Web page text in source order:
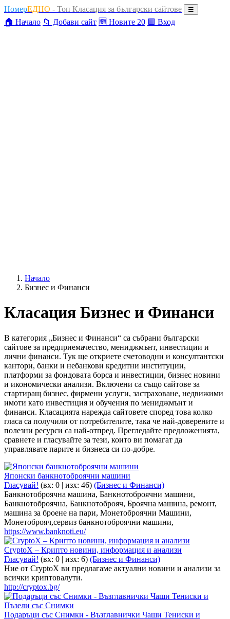
НомерЕДНО - Топ Класация за български сайтове ☰
🏠 Начало 📁 Добави сайт 🆕 Новите 20 🟩 Вход
Начало
Бизнес и Финанси
Класация Бизнес и Финанси
В категория „Бизнес и Финанси“ са събрани български
сайтове за предприемачество, мениджмънт, инвестиции и
лични финанси. Тук ще откриете счетоводни и консултантски
кантори, банки и небанкови кредитни институции,
платформи за фондовата борса и инвестиции, бизнес новини
и икономически анализи. Включени са също сайтове за
стартиращ бизнес, фирмени услуги, застраховане, недвижими
имоти като инвестиция и обучения по мениджмънт и
финанси. Класацията нарежда сайтовете според това колко
гласа са получили от потребителите, така че най-доверените и
полезни ресурси са най-отпред. Прегледайте предложенията,
сравнете и гласувайте за тези, които ви помагат да
управлявате парите и бизнеса си по-добре.
Японски банкнотоброячни машини
Гласувай! (вх: 0 | изх: 46) (Бизнес и Финанси)
Банкнотоброячна машина, Банкнотоброячни машини,
Банкнотоброячна, Банкнотоброяч, Броячна машина, ремонт,
машина за броене на пари, Монетоброячни Машини,
Mонетоброяч,сервиз банкнотоброячни машини,
https://www.banknoti.eu/
CryptoX – Крипто новини, информация и анализи
Гласувай! (вх: 0 | изх: 6) (Бизнес и Финанси)
Ние от CryptoX ви предлагаме актуални новини и анализи за
всички криптовалути.
http://cryptox.bg/
Подаръци със Снимки - Възглавнички Чаши Тениски и